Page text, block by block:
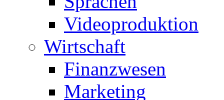
Videoproduktion
Wirtschaft
Finanzwesen
Marketing